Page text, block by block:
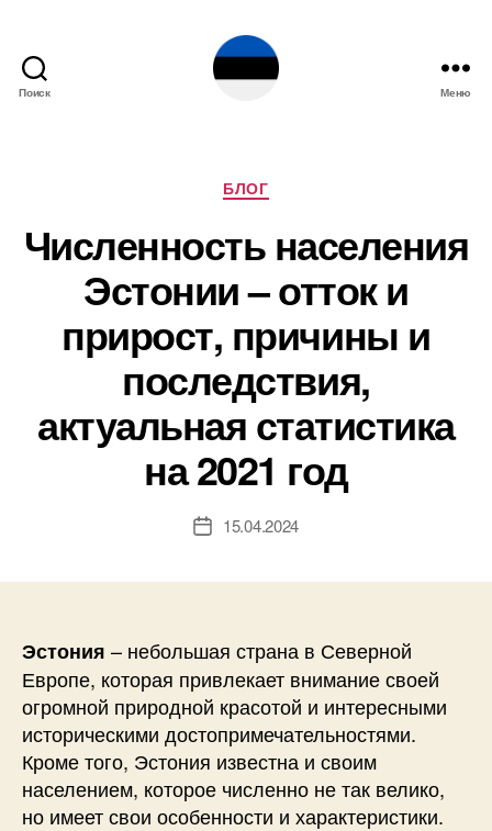
Поиск Меню
Рубрики
БЛОГ
Численность населения
Эстонии – отток и
прирост, причины и
последствия,
актуальная статистика
на 2021 год
Дата15.04.2024
Эстония – небольшая страна в Северной
Европе, которая привлекает внимание своей
огромной природной красотой и интересными
историческими достопримечательностями.
Кроме того, Эстония известна и своим
населением, которое численно не так велико,
но имеет свои особенности и характеристики.